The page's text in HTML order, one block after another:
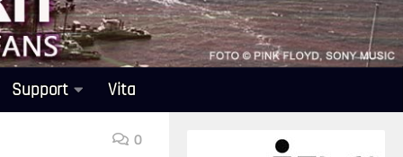
Support Vita
0